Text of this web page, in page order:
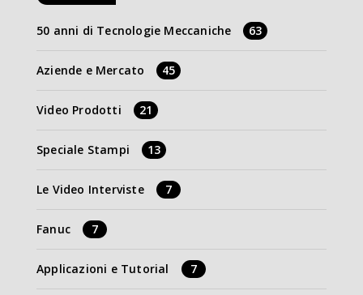
50 anni di Tecnologie Meccaniche 63
Aziende e Mercato 45
Video Prodotti 21
Speciale Stampi 13
Le Video Interviste 7
Fanuc 7
Applicazioni e Tutorial 7